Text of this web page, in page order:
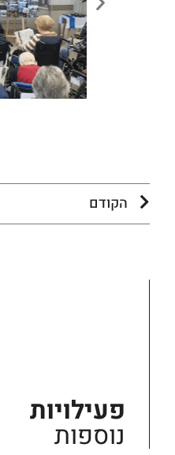
הקודם
פעילויות
נוספות